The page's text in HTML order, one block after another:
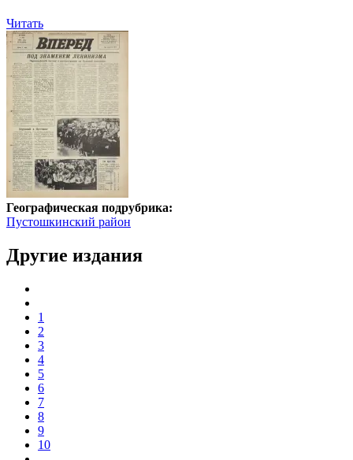
Читать
Географическая подрубрика:
Пустошкинский район
Другие издания
1
2
3
4
5
6
7
8
9
10